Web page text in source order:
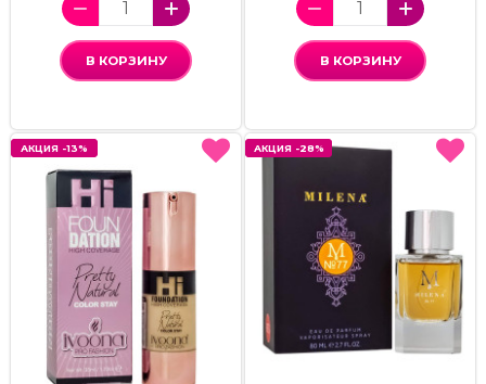
В КОРЗИНУ В КОРЗИНУ
АКЦИЯ -13%
АКЦИЯ -13% АКЦИЯ -28%
АКЦИЯ -28%